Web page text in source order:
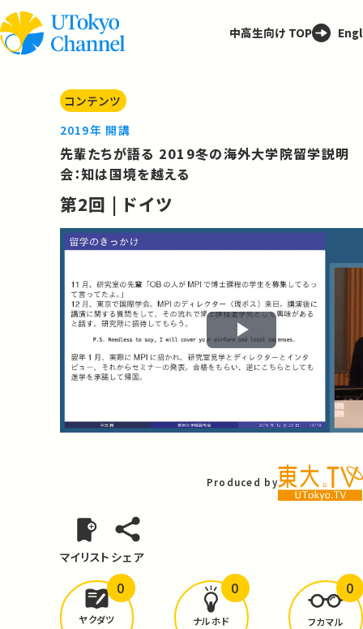
中高生向け TOP
コンテンツ
2019年 開講
先輩たちが語る 2019冬の海外大学院留学説明
会：知は国境を越える
第2回 | ドイツ
Play
Produced by
マイリスト シェア
どんな学びがありましたか？
ヤクダツ
0
ナルホド
0
フカマル
0